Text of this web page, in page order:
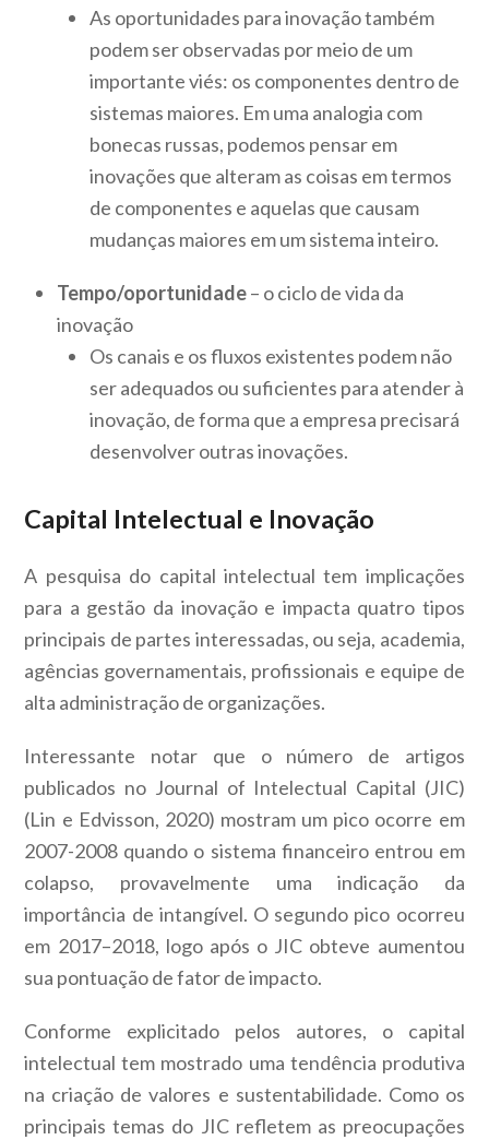
As oportunidades para inovação também
podem ser observadas por meio de um
importante viés: os componentes dentro de
sistemas maiores. Em uma analogia com
bonecas russas, podemos pensar em
inovações que alteram as coisas em termos
de componentes e aquelas que causam
mudanças maiores em um sistema inteiro.
Tempo/oportunidade– o ciclo de vida da
inovação
Os canais e os fluxos existentes podem não
ser adequados ou suficientes para atender à
inovação, de forma que a empresa precisará
desenvolver outras inovações.
Capital Intelectual e Inovação
A pesquisa do capital intelectual tem implicações
para a gestão da inovação e impacta quatro tipos
principais de partes interessadas, ou seja, academia,
agências governamentais, profissionais e equipe de
alta administração de organizações.
Interessante notar que o número de artigos
publicados no Journal of Intelectual Capital (JIC)
(Lin e Edvisson, 2020) mostram um pico ocorre em
2007-2008 quando o sistema financeiro entrou em
colapso, provavelmente uma indicação da
importância de intangível. O segundo pico ocorreu
em 2017–2018, logo após o JIC obteve aumentou
sua pontuação de fator de impacto.
Conforme explicitado pelos autores, o capital
intelectual tem mostrado uma tendência produtiva
na criação de valores e sustentabilidade. Como os
principais temas do JIC refletem as preocupações